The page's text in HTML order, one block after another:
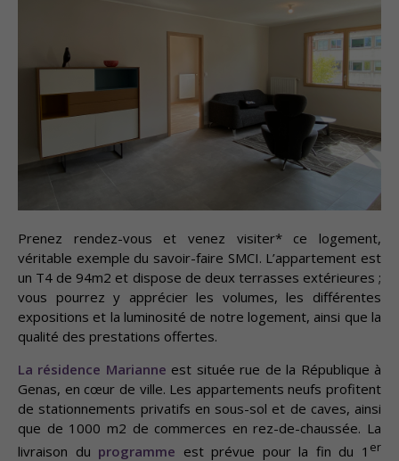
Prenez rendez-vous et venez visiter* ce logement,
véritable exemple du savoir-faire SMCI. L’appartement est
un T4 de 94m2 et dispose de deux terrasses extérieures ;
vous pourrez y apprécier les volumes, les différentes
expositions et la luminosité de notre logement, ainsi que la
qualité des prestations offertes.
La résidence Marianne est située rue de la République à
Genas, en cœur de ville. Les appartements neufs profitent
de stationnements privatifs en sous-sol et de caves, ainsi
que de 1000 m2 de commerces en rez-de-chaussée. La
livraison du programme est prévue pour la fin du 1 er